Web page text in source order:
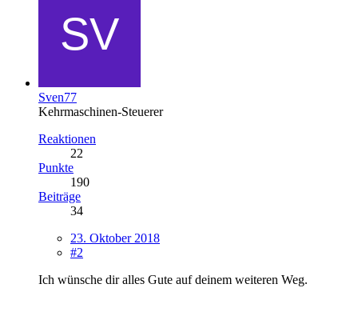
Sven77
Kehrmaschinen-Steuerer
Reaktionen
22
Punkte
190
Beiträge
34
23. Oktober 2018
#2
Ich wünsche dir alles Gute auf deinem weiteren Weg.